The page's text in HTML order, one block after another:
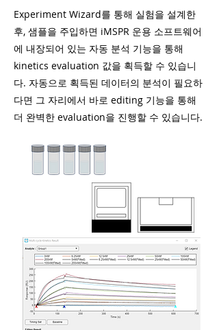
Experiment Wizard를 통해 실험을 설계한
후, 샘플을 주입하면 iMSPR 운용 소프트웨어
에 내장되어 있는 자동 분석 기능을 통해
kinetics evaluation 값을 획득할 수 있습니
다. 자동으로 획득된 데이터의 분석이 필요하
다면 그 자리에서 바로 editing 기능을 통해
더 완벽한 evaluation을 진행할 수 있습니다.